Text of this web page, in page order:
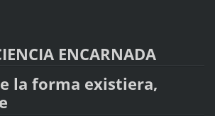
ENCARNADA
la forma existiera,